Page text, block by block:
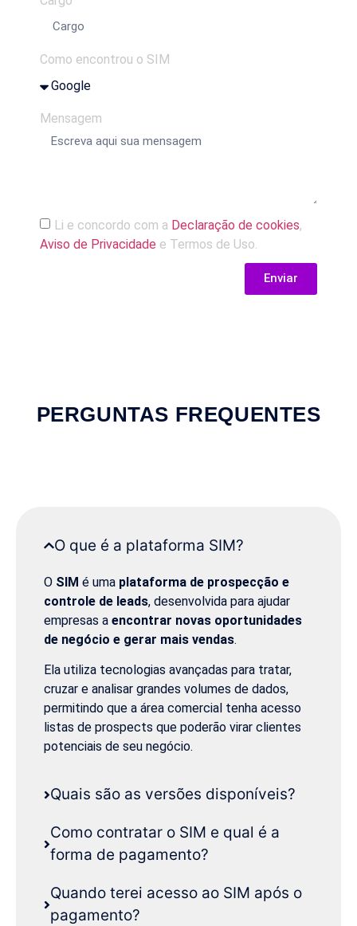
Como encontrou o SIM
Mensagem
Li e concordo com a Declaração de cookies,
Aviso de Privacidade e Termos de Uso.
Enviar
PERGUNTAS FREQUENTES
O que é a plataforma SIM?
O SIM é uma plataforma de prospecção e
controle de leads, desenvolvida para ajudar
empresas a encontrar novas oportunidades
de negócio e gerar mais vendas.
Ela utiliza tecnologias avançadas para tratar,
cruzar e analisar grandes volumes de dados,
permitindo que a área comercial tenha acesso
listas de prospects que poderão virar clientes
potenciais de seu negócio.
Quais são as versões disponíveis?
Como contratar o SIM e qual é a
forma de pagamento?
Quando terei acesso ao SIM após o
pagamento?